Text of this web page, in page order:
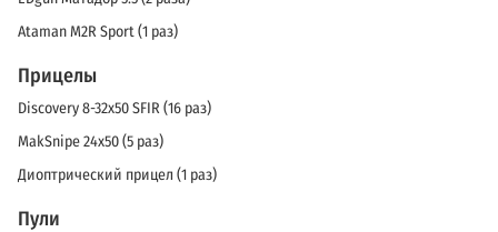
Ataman М2R Sport (1 раз)
Прицелы
Discovery 8-32x50 SFIR (16 раз)
MakSnipe 24x50 (5 раз)
Диоптрический прицел (1 раз)
Пули